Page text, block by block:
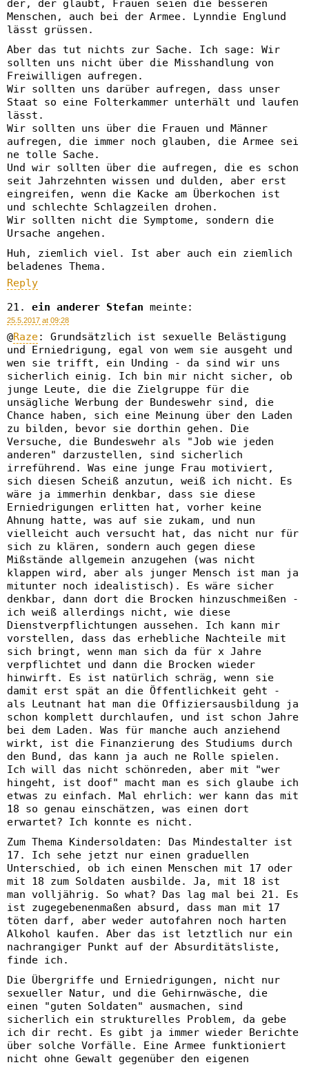
der, der glaubt, Frauen seien die besseren
Menschen, auch bei der Armee. Lynndie Englund
lässt grüssen.
Aber das tut nichts zur Sache. Ich sage: Wir
sollten uns nicht über die Misshandlung von
Freiwilligen aufregen.
Wir sollten uns darüber aufregen, dass unser
Staat so eine Folterkammer unterhält und laufen
lässt.
Wir sollten uns über die Frauen und Männer
aufregen, die immer noch glauben, die Armee sei
ne tolle Sache.
Und wir sollten über die aufregen, die es schon
seit Jahrzehnten wissen und dulden, aber erst
eingreifen, wenn die Kacke am Überkochen ist
und schlechte Schlagzeilen drohen.
Wir sollten nicht die Symptome, sondern die
Ursache angehen.
Huh, ziemlich viel. Ist aber auch ein ziemlich
beladenes Thema.
Reply
ein anderer Stefan meinte:
25.5.2017 at 09:28
@Raze: Grundsätzlich ist sexuelle Belästigung
und Erniedrigung, egal von wem sie ausgeht und
wen sie trifft, ein Unding - da sind wir uns
sicherlich einig. Ich bin mir nicht sicher, ob
junge Leute, die die Zielgruppe für die
unsägliche Werbung der Bundeswehr sind, die
Chance haben, sich eine Meinung über den Laden
zu bilden, bevor sie dorthin gehen. Die
Versuche, die Bundeswehr als "Job wie jeden
anderen" darzustellen, sind sicherlich
irreführend. Was eine junge Frau motiviert,
sich diesen Scheiß anzutun, weiß ich nicht. Es
wäre ja immerhin denkbar, dass sie diese
Erniedrigungen erlitten hat, vorher keine
Ahnung hatte, was auf sie zukam, und nun
vielleicht auch versucht hat, das nicht nur für
sich zu klären, sondern auch gegen diese
Mißstände allgemein anzugehen (was nicht
klappen wird, aber als junger Mensch ist man ja
mitunter noch idealistisch). Es wäre sicher
denkbar, dann dort die Brocken hinzuschmeißen -
ich weiß allerdings nicht, wie diese
Dienstverpflichtungen aussehen. Ich kann mir
vorstellen, dass das erhebliche Nachteile mit
sich bringt, wenn man sich da für x Jahre
verpflichtet und dann die Brocken wieder
hinwirft. Es ist natürlich schräg, wenn sie
damit erst spät an die Öffentlichkeit geht -
als Leutnant hat man die Offiziersausbildung ja
schon komplett durchlaufen, und ist schon Jahre
bei dem Laden. Was für manche auch anziehend
wirkt, ist die Finanzierung des Studiums durch
den Bund, das kann ja auch ne Rolle spielen.
Ich will das nicht schönreden, aber mit "wer
hingeht, ist doof" macht man es sich glaube ich
etwas zu einfach. Mal ehrlich: wer kann das mit
18 so genau einschätzen, was einen dort
erwartet? Ich konnte es nicht.
Zum Thema Kindersoldaten: Das Mindestalter ist
17. Ich sehe jetzt nur einen graduellen
Unterschied, ob ich einen Menschen mit 17 oder
mit 18 zum Soldaten ausbilde. Ja, mit 18 ist
man volljährig. So what? Das lag mal bei 21. Es
ist zugegebenenmaßen absurd, dass man mit 17
töten darf, aber weder autofahren noch harten
Alkohol kaufen. Aber das ist letztlich nur ein
nachrangiger Punkt auf der Absurditätsliste,
finde ich.
Die Übergriffe und Erniedrigungen, nicht nur
sexueller Natur, und die Gehirnwäsche, die
einen "guten Soldaten" ausmachen, sind
sicherlich ein strukturelles Problem, da gebe
ich dir recht. Es gibt ja immer wieder Berichte
über solche Vorfälle. Eine Armee funktioniert
nicht ohne Gewalt gegenüber den eigenen